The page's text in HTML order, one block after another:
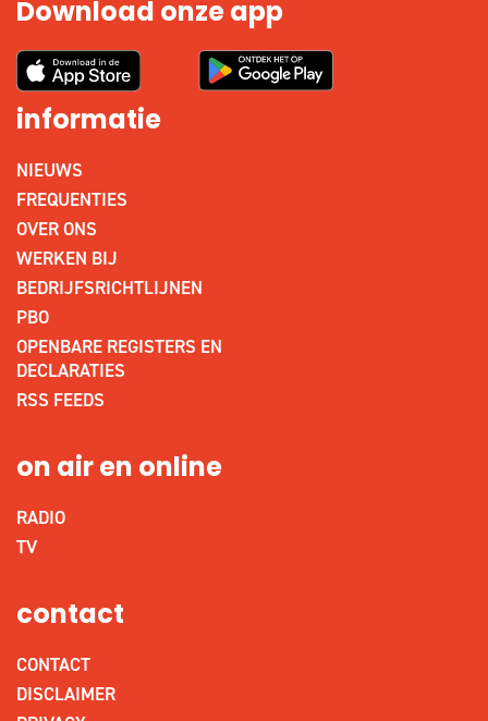
Download onze app
informatie
NIEUWS
FREQUENTIES
OVER ONS
WERKEN BIJ
BEDRIJFSRICHTLIJNEN
PBO
OPENBARE REGISTERS EN
DECLARATIES
RSS FEEDS
on air en online
RADIO
TV
contact
CONTACT
DISCLAIMER